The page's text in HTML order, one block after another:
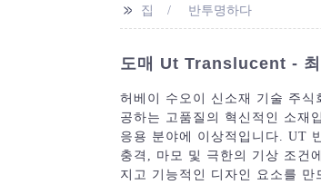
>> 집 반투명하다
도매 Ut Translucent - 최
허베이 수오이 신소재 기술 주
공하는 고품질의 혁신적인 소재
응용 분야에 이상적입니다. UT
충격, 마모 및 극한의 기상 조건
지고 기능적인 디자인 요소를